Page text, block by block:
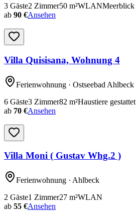
3 Gäste2 Zimmer50 m²WLANMeerblick
ab 90 €Ansehen
Villa Quisisana, Wohnung 4
Ferienwohnung · Ostseebad Ahlbeck
6 Gäste3 Zimmer82 m²Haustiere gestattet
ab 70 €Ansehen
Villa Moni ( Gustav Whg.2 )
Ferienwohnung · Ahlbeck
2 Gäste1 Zimmer27 m²WLAN
ab 55 €Ansehen